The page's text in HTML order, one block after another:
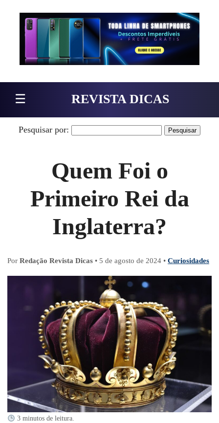
Pular para o conteúdo
☰ REVISTA DICAS
Pesquisar por:
Quem Foi o
Primeiro Rei da
Inglaterra?
Por Redação Revista Dicas • 5 de agosto de 2024 • Curiosidades
3 minutos de leitura.